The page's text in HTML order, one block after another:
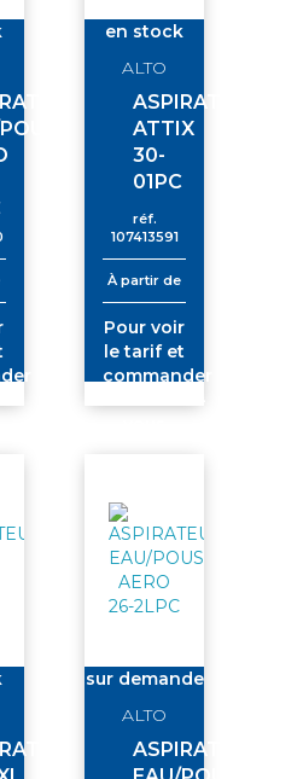
en stock
ALTO
ASPIRATEUR
ATTIX
30-
01PC
réf.
107413591
À partir de
Pour voir
le tarif et
commander
sur demande
ALTO
ASPIRATEUR